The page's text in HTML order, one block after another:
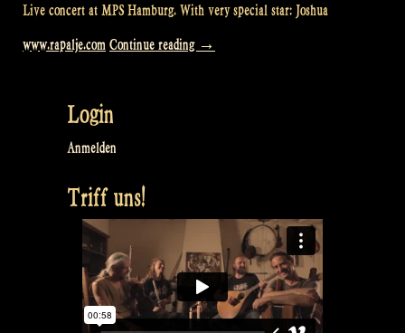
Live concert at MPS Hamburg. With very special star: Joshua
www.rapalje.com Continue reading „Loch
→
Login
Anmelden
Triff uns!